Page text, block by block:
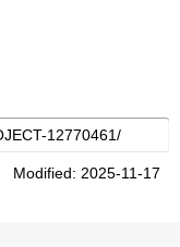
Modified: 2025-11-17